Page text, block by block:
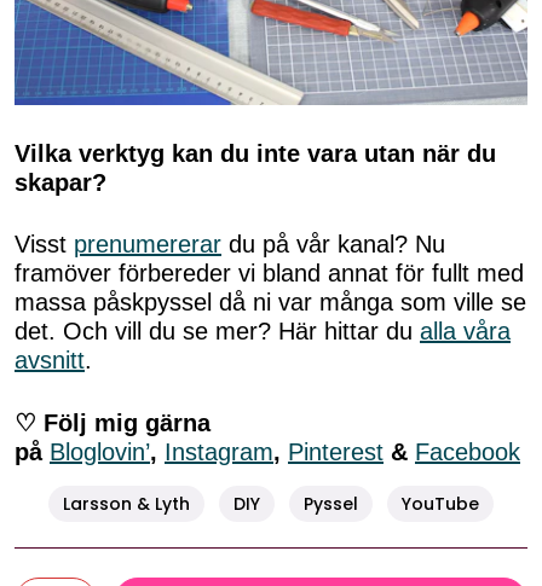
Vilka verktyg kan du inte vara utan när du
skapar?
Visst prenumererar du på vår kanal? Nu
framöver förbereder vi bland annat för fullt med
massa påskpyssel då ni var många som ville se
det. Och vill du se mer? Här hittar du alla våra
avsnitt.
♡ Följ mig gärna
på Bloglovin’, Instagram, Pinterest & Facebook
Larsson & Lyth DIY Pyssel YouTube